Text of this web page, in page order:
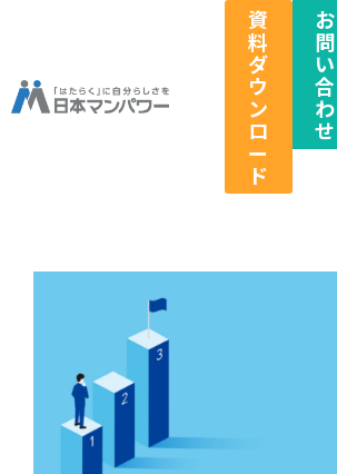
資
料
ダ
ウ
ン
ロ
ー
ド
お
問
い
合
わ
せ
HRフェス／イベント情報